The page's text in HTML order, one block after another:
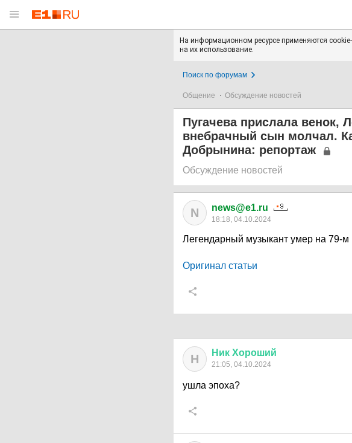
На информационном ресурсе применяются
на их использование.
Поиск по форумам
Общение Обсуждение новостей
Пугачева прислала венок,
внебрачный сын молчал.
Добрынина: репортаж
Обсуждение новостей
N news@e1.ru
18:18, 04.10.2024
Легендарный музыкант умер на 79-м
Оригинал статьи
Н Ник Хороший
21:05, 04.10.2024
ушла эпоха?